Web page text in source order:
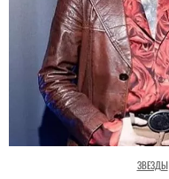
ЗВЕЗДЫ